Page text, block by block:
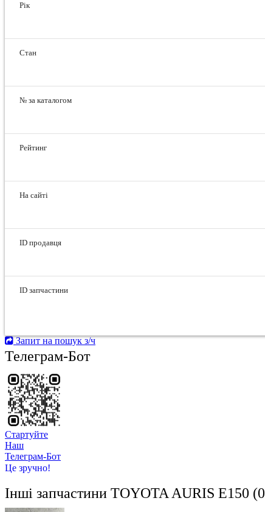
Рік
Стан
№ за каталогом
Рейтинг
На сайті
ID продавця
ID запчастини
Запит на пошук з/ч
Телеграм-Бот
Стартуйте
Hаш
Телеграм-Бот
Це зручно!
Інші запчастини TOYOTA AURIS E150